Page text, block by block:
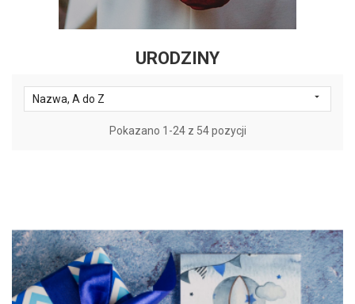
URODZINY
Nazwa, A do Z 
Pokazano 1-24 z 54 pozycji